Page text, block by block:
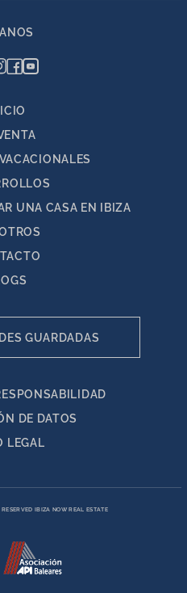
UNA CASA EN IBIZA
GUARDADAS
DE DATOS
LEGAL
IBIZA NOW REAL ESTATE